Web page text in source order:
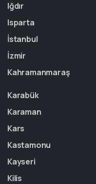
Iğdır
Isparta
İstanbul
İzmir
Kahramanmaraş
Karabük
Karaman
Kars
Kastamonu
Kayseri
Kilis